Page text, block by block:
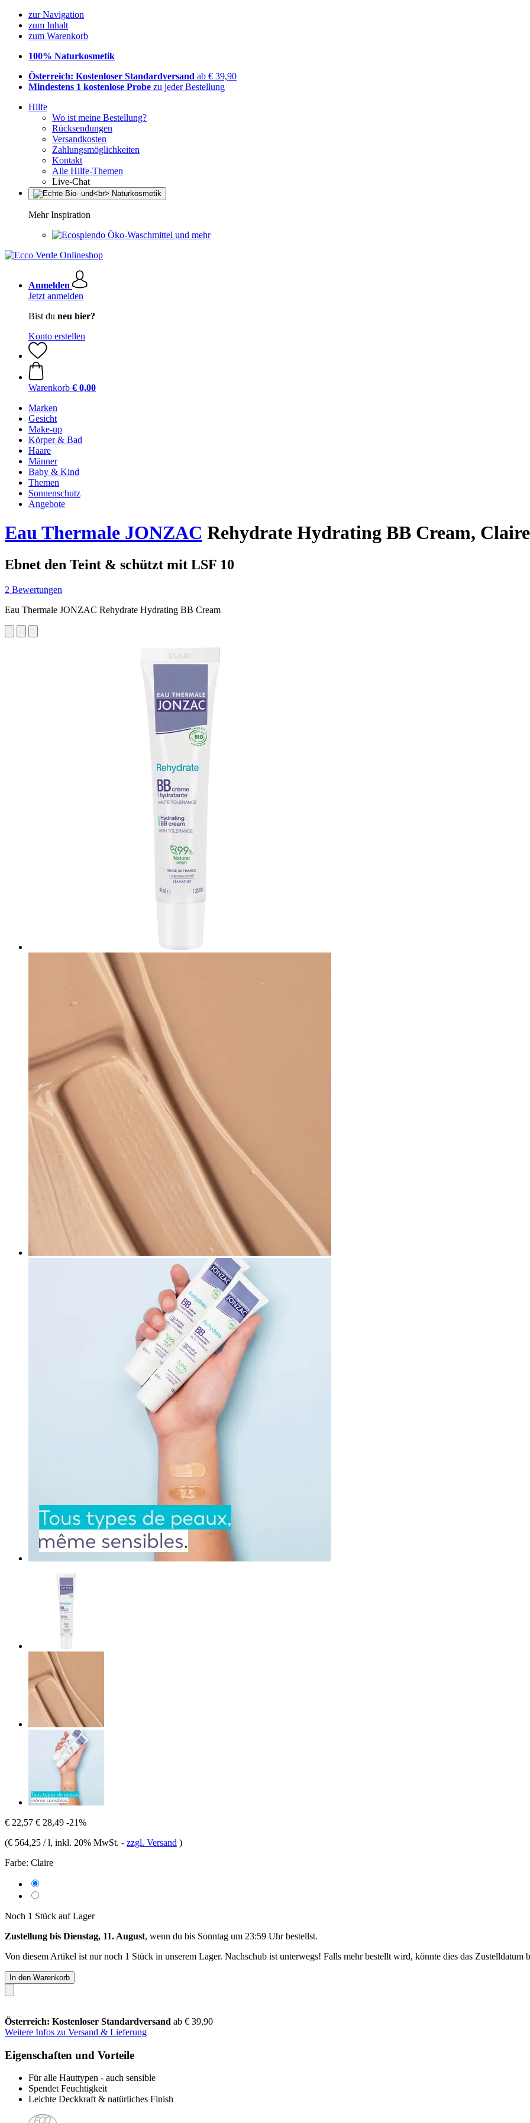
zur Navigation
zum Inhalt
zum Warenkorb
100% Naturkosmetik
Österreich: Kostenloser Standardversand ab € 39,90
Mindestens 1 kostenlose Probe zu jeder Bestellung
Hilfe
Wo ist meine Bestellung?
Rücksendungen
Versandkosten
Zahlungsmöglichkeiten
Kontakt
Alle Hilfe-Themen
Live-Chat
Mehr Inspiration
Öko-Waschmittel und mehr
Anmelden
Jetzt anmelden
Bist du neu hier?
Konto erstellen
Warenkorb € 0,00
Marken
Gesicht
Make-up
Körper & Bad
Haare
Männer
Baby & Kind
Themen
Sonnenschutz
Angebote
Eau Thermale JONZAC Rehydrate Hydrating BB Cream,
Ebnet den Teint & schützt mit LSF 10
2 Bewertungen
Eau Thermale JONZAC Rehydrate Hydrating BB Cream
€ 22,57 € 28,49 -21%
(€ 564,25 / l, inkl. 20% MwSt. - zzgl. Versand )
Farbe: Claire
Noch 1 Stück auf Lager
Zustellung bis Dienstag, 11. August, wenn du bis Sonntag um 23:59 Uhrbestellst.
Von diesem Artikel ist nur noch 1 Stück in unserem Lager. Nachschub ist unterwegs! Falls mehr bestellt wird, könnte dies das Zustelldatum
In den Warenkorb
Österreich: Kostenloser Standardversand ab € 39,90
Weitere Infos zu Versand & Lieferung
Eigenschaften und Vorteile
Für alle Hauttypen - auch sensible
Spendet Feuchtigkeit
Leichte Deckkraft & natürliches Finish